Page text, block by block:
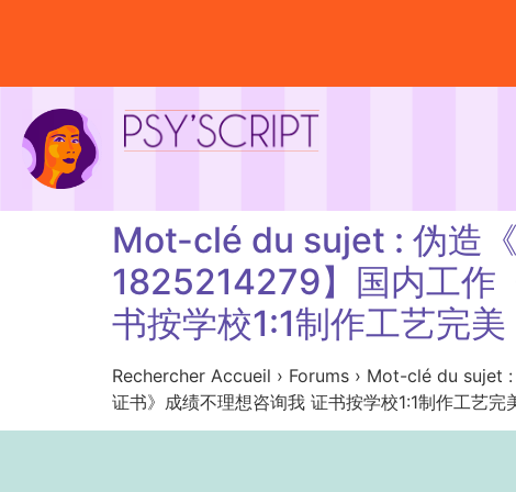
Mot-clé du sujet : 伪造
1825214279】国内工作
书按学校1:1制作工艺完美
Rechercher Accueil › Forums › Mot-clé du sujet
证书》成绩不理想咨询我 证书按学校1:1制作工艺